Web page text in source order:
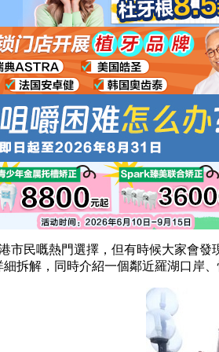
民嘅熱門選擇，但有時候大家會發
細拆解，同時介紹一個鄰近羅湖口